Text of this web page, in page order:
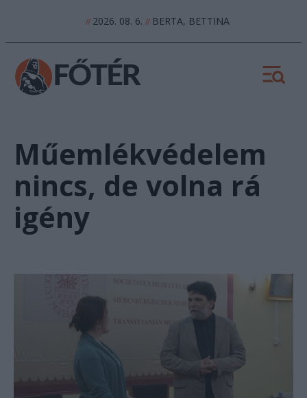
//2026. 08. 6. //BERTA, BETTINA
Műemlékvédelem
nincs, de volna rá
igény